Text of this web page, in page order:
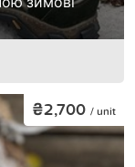
₴2,700 / unit